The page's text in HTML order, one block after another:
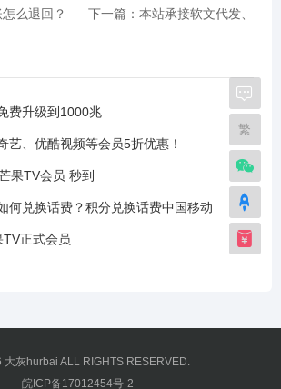
么退回？ 下一篇：本站承接软文代发、
费升级到1000兆
艺、优酷视频等会员5折优惠！
果TV会员 秒到
何兑换话费？积分兑换话费中国移动
正式会员
大灰hurbai ALL RIGHTS RESERVED.
皖ICP备17012454号-2
繁